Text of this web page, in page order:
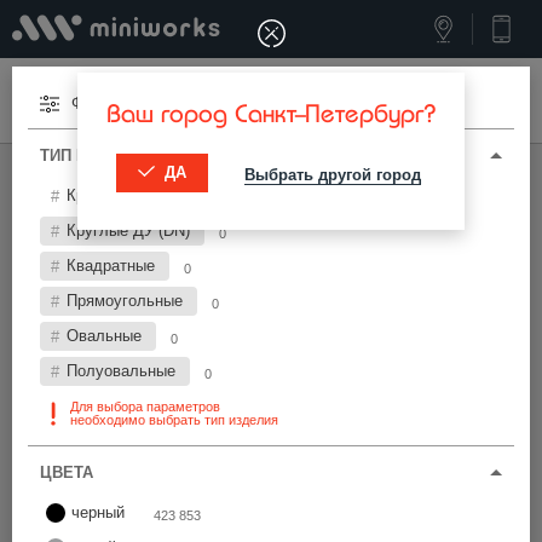
Меню Ваш город Санкт-Петербург?
ДА Выбрать другой город
МИНИВОРКС ПРО /ЗАГЛУШКИ ДЛЯ ТРУБ
Найти
Фильтры
ТИП И ПАРАМЕТРЫ
Круглые
Круглые ДУ (DN) 0
Квадратные 0
Прямоугольные 0
Овальные 0
Полуовальные 0
Для выбора параметров
необходимо выбрать тип изделия
ЦВЕТА
черный 423 853